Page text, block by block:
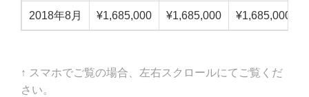
2018年8月 ¥1,685,000 ¥1,685,000 ¥1,685,000
↑ スマホでご覧の場合、左右スクロールにてご覧くだ
さい。